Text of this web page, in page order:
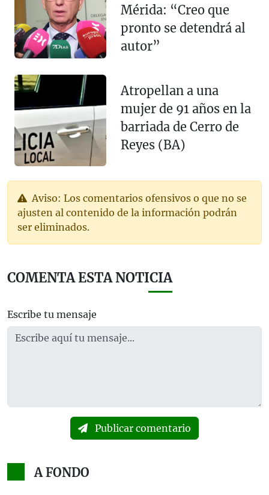
Mérida: “Creo que
pronto se detendrá al
autor”
Atropellan a una
mujer de 91 años en la
barriada de Cerro de
Reyes (BA)
Aviso: Los comentarios ofensivos o que no se
ajusten al contenido de la información podrán
ser eliminados.
COMENTA ESTA NOTICIA
Escribe tu mensaje
Publicar comentario
A FONDO